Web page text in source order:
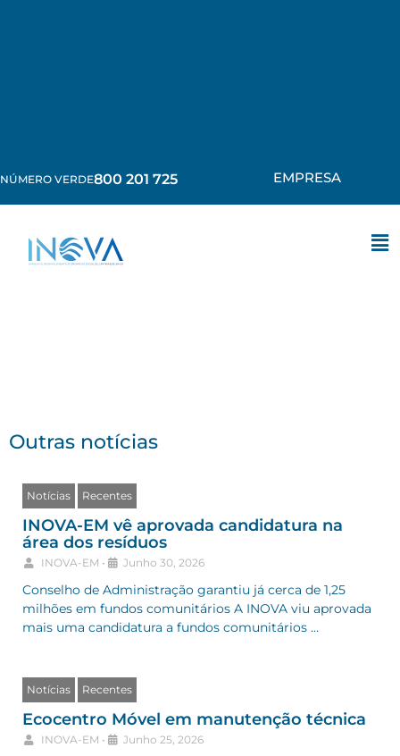
NÚMERO VERDE800 201 725 EMPRESA
Outras notícias
Notícias Recentes
INOVA-EM vê aprovada candidatura na
área dos resíduos
INOVA-EM • Junho 30, 2026
Conselho de Administração garantiu já cerca de 1,25
milhões em fundos comunitários A INOVA viu aprovada
mais uma candidatura a fundos comunitários …
Notícias Recentes
Ecocentro Móvel em manutenção técnica
INOVA-EM • Junho 25, 2026